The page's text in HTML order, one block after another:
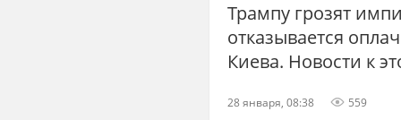
Трампу грозят
отказывается
Киева. Новости к
28 января, 08:38 559